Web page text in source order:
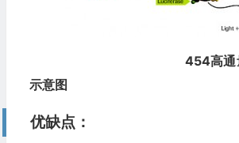
454高
示意图
优缺点：